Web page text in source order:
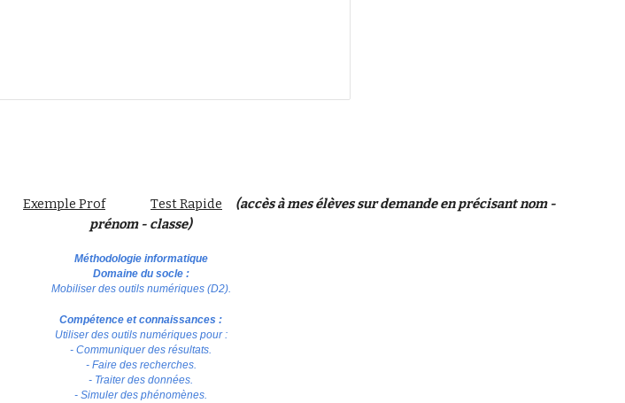
Exemple Prof Test Rapide
(accès à mes élèves sur demande en précisant nom -
prénom - classe)
Méthodologie informatique
Domaine du socle :
Mobiliser des outils numériques (D2).
Compétence et connaissances :
Utiliser des outils numériques pour :
- Communiquer des résultats.
- Faire des recherches.
- Traiter des données.
- Simuler des phénomènes.